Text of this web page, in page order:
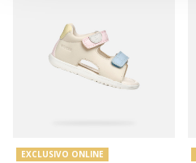
EXCLUSIVO ONLINE